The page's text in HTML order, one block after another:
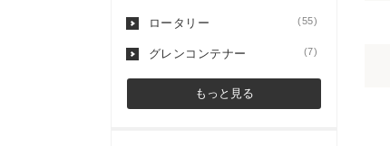
ロータリー (55)
グレンコンテナー (7)
もっと見る